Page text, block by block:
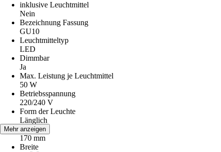
inklusive Leuchtmittel
Nein
Bezeichnung Fassung
GU10
Leuchtmitteltyp
LED
Dimmbar
Ja
Max. Leistung je Leuchtmittel
50 W
Betriebsspannung
220/240 V
Form der Leuchte
Länglich
Höhe
170 mm
Breite
Mehr anzeigen